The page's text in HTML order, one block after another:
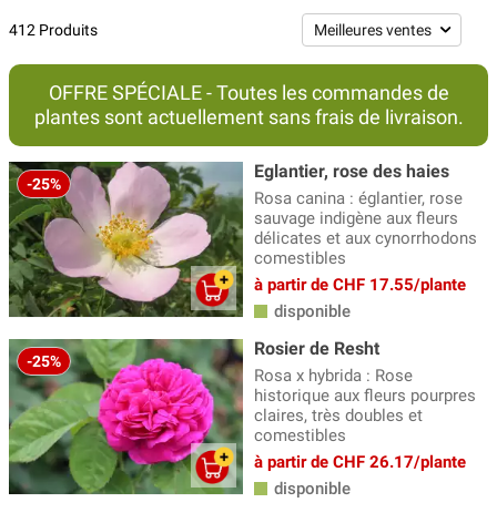
(236)
Rosiers (presque) sans épines(20)
Rosiers ADR (38)
Rosiers aux fleurs comestibles(15)
Rosiers de Perse(10)
Rosiers des peintres (roses rayées)(14)
Rosiers mellifères(129)
Rosiers nostalgiques
(25)
Rosiers parfumés(107)
Rosiers rustiques(18)
412 Produits
OFFRE SPÉCIALE - Toutes les commandes de
plantes sont actuellement sans frais de livraison.
-25%
Eglantier, rose des haies
Rosa canina : églantier, rose
sauvage indigène aux fleurs
délicates et aux cynorrhodons
comestibles
à partir de CHF 17.55/plante
disponible
-25%
Rosier de Resht
Rosa x hybrida : Rose
historique aux fleurs pourpres
claires, très doubles et
comestibles
à partir de CHF 26.17/plante
disponible